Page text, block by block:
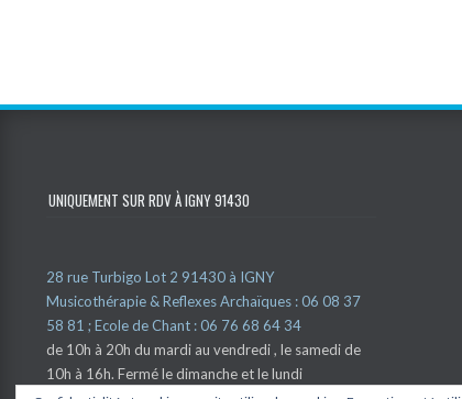
UNIQUEMENT SUR RDV À IGNY 91430
28 rue Turbigo Lot 2 91430 à IGNY
Musicothérapie & Reflexes Archaïques : 06 08 37
58 81 ; Ecole de Chant : 06 76 68 64 34
de 10h à 20h du mardi au vendredi , le samedi de
10h à 16h. Fermé le dimanche et le lundi